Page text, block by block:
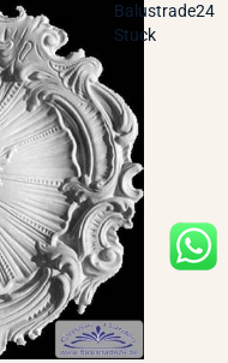
Balustrade24
Stuck